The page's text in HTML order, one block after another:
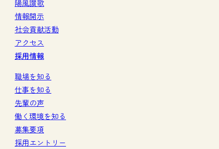
陽風讃歌
情報開示
社会貢献活動
アクセス
採用情報
職場を知る
仕事を知る
先輩の声
働く環境を知る
募集要項
採用エントリー